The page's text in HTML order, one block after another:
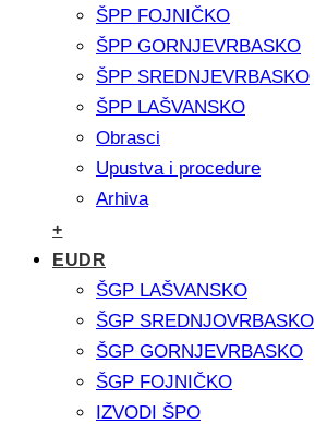
ŠPP FOJNIČKO
ŠPP GORNJEVRBASKO
ŠPP SREDNJEVRBASKO
ŠPP LAŠVANSKO
Obrasci
Upustva i procedure
Arhiva
+
EUDR
ŠGP LAŠVANSKO
ŠGP SREDNJOVRBASKO
ŠGP GORNJEVRBASKO
ŠGP FOJNIČKO
IZVODI ŠPO